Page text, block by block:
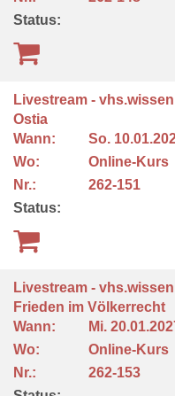
Status:
Livestream -
Ostia
Wann:
So.
Wo:
Online-Kurs
Nr.:
262-151
Status:
Livestream -
Frieden im Völkerrecht
Wann:
Mi.
Wo:
Online-Kurs
Nr.:
262-153